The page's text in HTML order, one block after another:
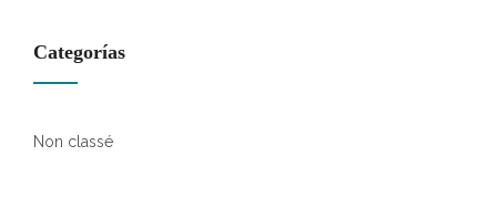
Categorías
Non classé